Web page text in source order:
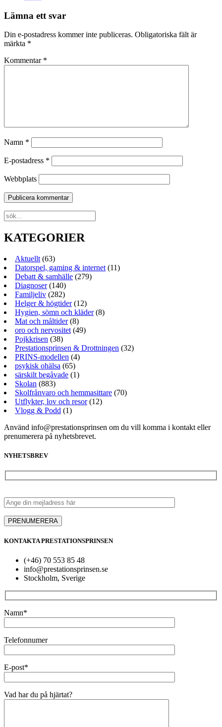
Lämna ett svar
Din e-postadress kommer inte publiceras. Obligatoriska fält är
märkta *
Kommentar *
Namn *
E-postadress *
Webbplats
KATEGORIER
Aktuellt (63)
Datorspel, gaming & internet (11)
Debatt & samhälle (279)
Diagnoser(140)
Familjeliv (282)
Helger & högtider(12)
Hygien, sömn och kläder(8)
Mat och måltider(8)
oro och nervositet (49)
Pojkkrisen (38)
Prestationsprinsen & Drottningen (32)
PRINS-modellen (4)
psykisk ohälsa (65)
särskilt begåvade (1)
Skolan (883)
Skolfrånvaro och hemmasittare (70)
Utflykter, lov och resor(12)
Vlogg & Podd (1)
Använd info@prestationsprinsen om du vill komma i kontakt eller
prenumerera på nyhetsbrevet.
NYHETSBREV
KONTAKTA PRESTATIONSPRINSEN
(+46) 70 553 85 48
info@prestationsprinsen.se
Stockholm, Sverige
Namn*
Telefonnumer
E-post*
Vad har du på hjärtat?